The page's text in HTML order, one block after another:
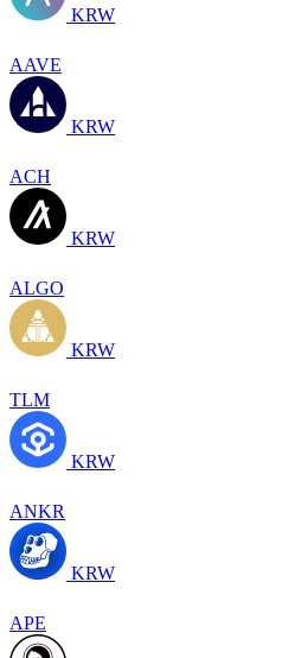
KRW
AAVE
KRW
ACH
KRW
ALGO
KRW
TLM
KRW
ANKR
KRW
APE